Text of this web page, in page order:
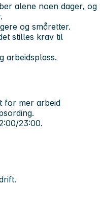
alene noen dager, og
og småretter.
stilles krav til
arbeidsplass.
for mer arbeid
23:00.